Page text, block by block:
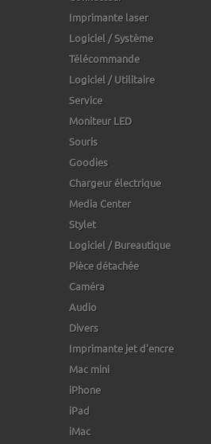
Imprimante laser
Logiciel / Système
Télécommande
Logiciel / Utilitaire
Service
Moniteur LED
Souris
Goodies
Chargeur électrique
Media Center
Stylet
Logiciel / Bureautique
Pièce détachée
Caméra
Audio
Divers
Imprimante jet d'encre
Mac mini
iPhone
iPad
iMac